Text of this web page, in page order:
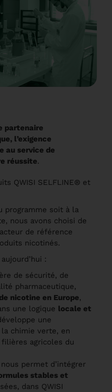
partenaire
l’exigence
au service de
réussite.
QWISI SELFLINE® et
programme soit à la
nous avons choisi de
de référence
nicotinés.
:
de sécurité, de
pharmaceutique,
nicotine en Europe,
une logique locale et
une
chimie verte, en
agricoles du
permet d’intégrer
stables et
dans QWISI